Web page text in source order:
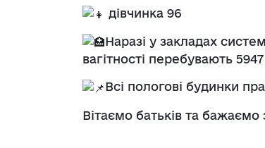
дівчинка 96
Наразі у закладах
вагітності перебувають
Всі пологові будинки
Вітаємо батьків та